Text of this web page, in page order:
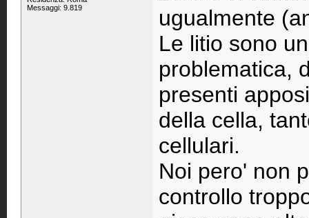
Messaggi: 9.819
ugualmente
Le litio sono
problematica,
presenti
della cella,
cellulari.
Noi pero' non
controllo